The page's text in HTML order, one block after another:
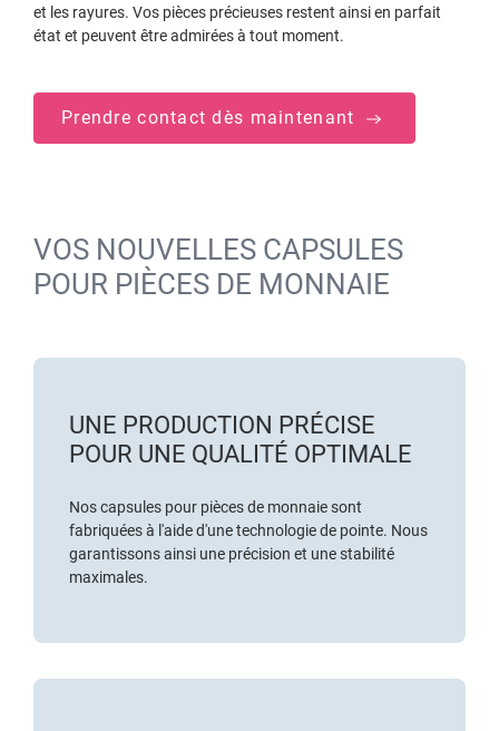
et les rayures. Vos pièces précieuses restent ainsi en parfait
état et peuvent être admirées à tout moment.
Prendre contact dès maintenant
VOS NOUVELLES CAPSULES
POUR PIÈCES DE MONNAIE
UNE PRODUCTION PRÉCISE
POUR UNE QUALITÉ OPTIMALE
Nos capsules pour pièces de monnaie sont
fabriquées à l'aide d'une technologie de pointe. Nous
garantissons ainsi une précision et une stabilité
maximales.